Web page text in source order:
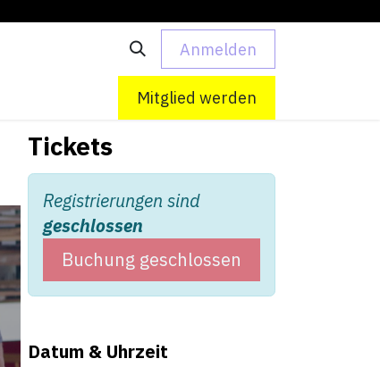
Anmelden
Mitglied werden
Tickets
Registrierungen sind
geschlossen
Buchung geschlossen
Datum & Uhrzeit